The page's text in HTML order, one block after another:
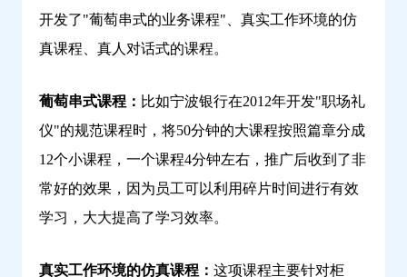
开发了"葡萄串式的业务课程"、真实工作环境的仿
真课程、真人对话式的课程。
葡萄串式课程： 比如宁波银行在2012年开发"职场礼
仪"的规范课程时，将50分钟的大课程按照篇章分成
12个小课程，一个课程4分钟左右，推广后收到了非
常好的效果，因为员工可以利用碎片时间进行有效
学习，大大提高了学习效率。
真实工作环境的仿真课程： 这项课程主要针对柜